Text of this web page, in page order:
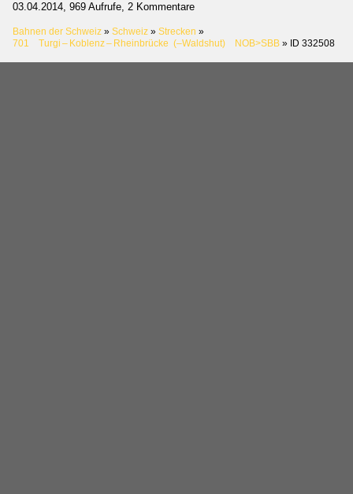
03.04.2014, 969 Aufrufe, 2 Kommentare
Bahnen der Schweiz » Schweiz » Strecken »
701 Turgi – Koblenz – Rheinbrücke (–Waldshut) NOB>SBB » ID 332508